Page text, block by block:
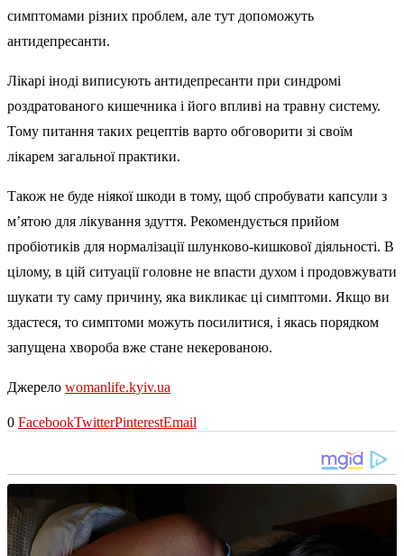
симптомами різних проблем, але тут допоможуть
антидепресанти.
Лікарі іноді виписують антидепресанти при синдромі
роздратованого кишечника і його впливі на травну систему.
Тому питання таких рецептів варто обговорити зі своїм
лікарем загальної практики.
Також не буде ніякої шкоди в тому, щоб спробувати капсули з
м’ятою для лікування здуття. Рекомендується прийом
пробіотиків для нормалізації шлунково-кишкової діяльності. В
цілому, в цій ситуації головне не впасти духом і продовжувати
шукати ту саму причину, яка викликає ці симптоми. Якщо ви
здастеся, то симптоми можуть посилитися, і якась порядком
запущена хвороба вже стане некерованою.
Джерело womanlife.kyiv.ua
0 FacebookTwitterPinterestEmail